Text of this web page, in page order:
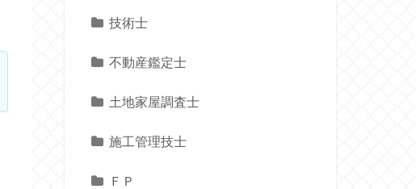
技術士
不動産鑑定士
土地家屋調査士
施工管理技士
ＦＰ